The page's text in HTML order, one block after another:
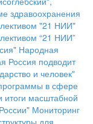
здравоохранения
"21 НИИ"
“21 НИИ”
Народная
Россия подводит
и человек"
в сфере
итоги масштабной
Мониторинг